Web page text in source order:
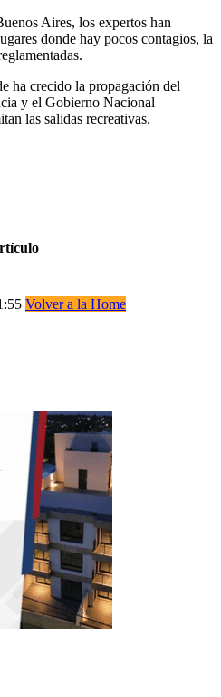
Aires, los expertos han
donde hay pocos contagios, la
ha crecido la propagación del
y el Gobierno Nacional
las salidas recreativas.
Volver a la Home